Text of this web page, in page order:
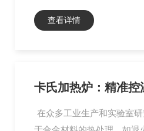
查看详情
卡氏加热炉：精准控
在众多工业生产和实验室